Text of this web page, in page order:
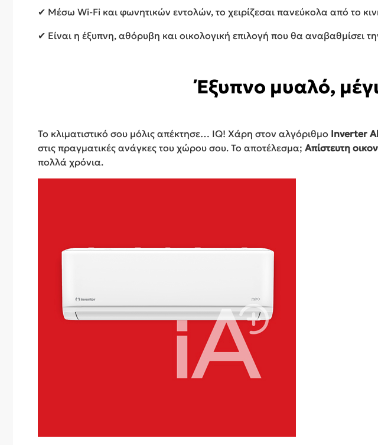
✔ Μέσω Wi-Fi και φωνητικών εντολών, το χειρίζεσαι πανεύκολα από το
✔ Είναι η έξυπνη, αθόρυβη και οικολογική επιλογή που θα αναβαθμίσει
Έξυπνο μυαλό,
Το κλιματιστικό σου μόλις απέκτησε… IQ! Χάρη στον αλγόριθμο Inverter
στις πραγματικές ανάγκες του χώρου σου. Το αποτέλεσμα; Απίστευτη
πολλά χρόνια.